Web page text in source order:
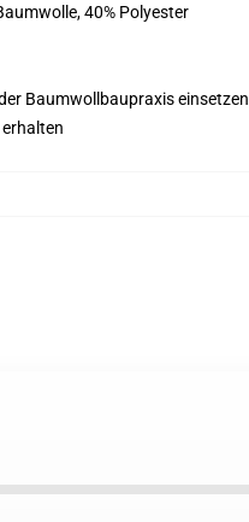
40% Polyester
Baumwollbaupraxis einsetzen